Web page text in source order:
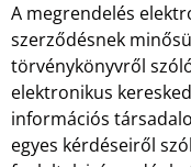
A megrendelés
szerződésnek
törvénykönyvről
elektronikus
információs
egyes kérdéseiről